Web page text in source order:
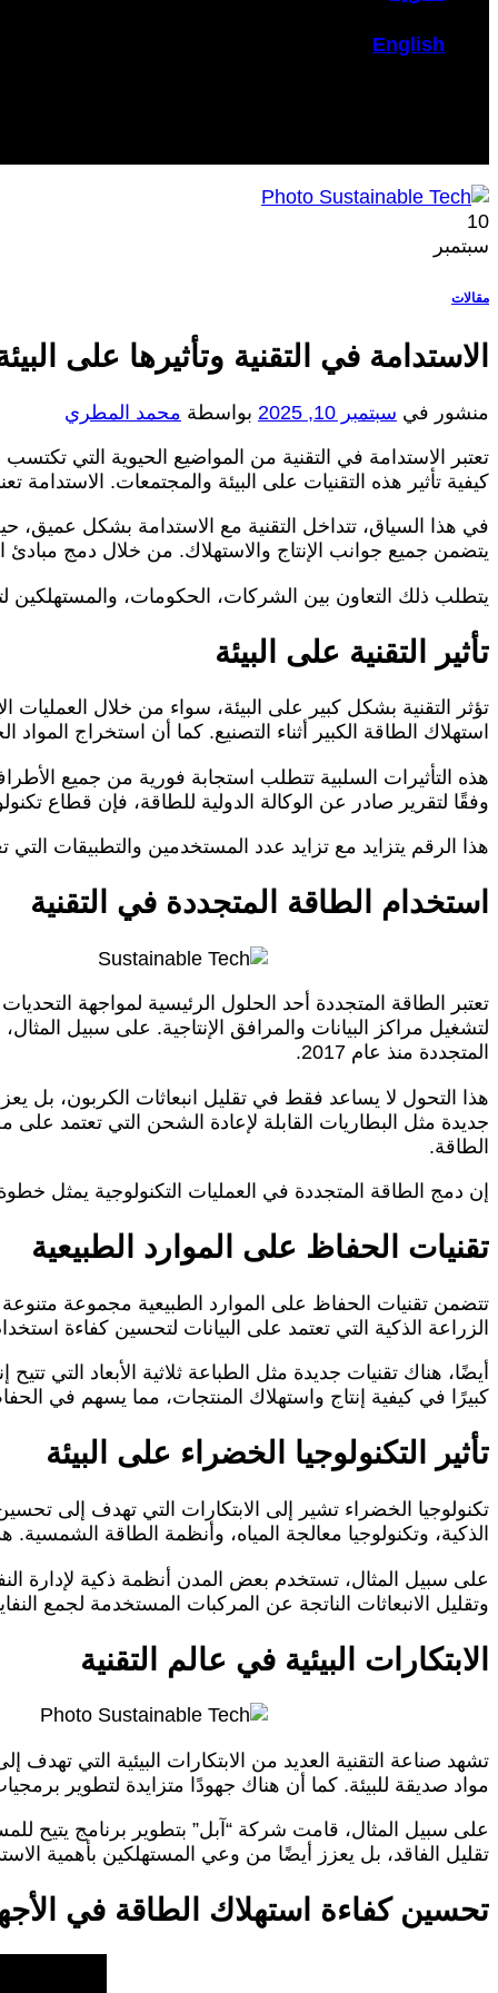
English
10
سبتمبر
مقالات
الاستدامة في التقنية وتأثيرها على
منشور في سبتمبر 10, 2025 بواسطة محمد المطري
تعتبر الاستدامة في التقنية من المواضيع الحيوية التي
كيفية تأثير هذه التقنيات على البيئة والمجتمعات.
في هذا السياق، تتداخل التقنية مع الاستدامة بشكل عميق،
يتضمن جميع جوانب الإنتاج والاستهلاك. من خلال دمج مبادئ
يتطلب ذلك التعاون بين الشركات، الحكومات، والمستهلكين
تأثير التقنية على البيئة
تؤثر التقنية بشكل كبير على البيئة، سواء من خلال
استهلاك الطاقة الكبير أثناء التصنيع. كما أن استخراج المواد
هذه التأثيرات السلبية تتطلب استجابة فورية من جميع
وفقًا لتقرير صادر عن الوكالة الدولية للطاقة، فإن قطاع تكنولوجيا المعلومات والاتصالات
هذا الرقم يتزايد مع تزايد عدد المستخدمين والتطبيقات
استخدام الطاقة المتجددة في التقنية
تعتبر الطاقة المتجددة أحد الحلول الرئيسية لمواجهة
المتجددة منذ عام 2017.
هذا التحول لا يساعد فقط في تقليل انبعاثات الكربون، بل
جديدة مثل البطاريات القابلة لإعادة الشحن التي تعتمد
الطاقة.
إن دمج الطاقة المتجددة في العمليات التكنولوجية يمثل
تقنيات الحفاظ على الموارد الطبيعية
تتضمن تقنيات الحفاظ على الموارد الطبيعية مجموعة
الزراعة الذكية التي تعتمد على البيانات لتحسين كفاءة
أيضًا، هناك تقنيات جديدة مثل الطباعة ثلاثية الأبعاد التي
كبيرًا في كيفية إنتاج واستهلاك المنتجات، مما يسهم في
تأثير التكنولوجيا الخضراء على البيئة
تكنولوجيا الخضراء تشير إلى الابتكارات التي تهدف إلى
الذكية، وتكنولوجيا معالجة المياه، وأنظمة الطاقة
على سبيل المثال، تستخدم بعض المدن أنظمة ذكية لإدارة
وتقليل الانبعاثات الناتجة عن المركبات المستخدمة لجمع
الابتكارات البيئية في عالم التقنية
تشهد صناعة التقنية العديد من الابتكارات البيئية التي تهدف
مواد صديقة للبيئة. كما أن هناك جهودًا متزايدة لتطوير
على سبيل المثال، قامت شركة “آبل” بتطوير برنامج يتيح
تقليل الفاقد، بل يعزز أيضًا من وعي المستهلكين بأهمية
تحسين كفاءة استهلاك الطاقة في